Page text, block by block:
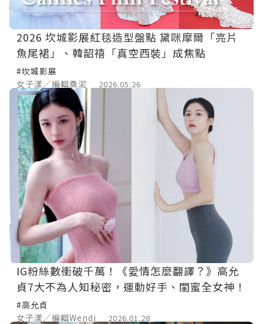
2026 坎城影展紅毯造型盤點 黛咪摩爾「亮片
魚尾裙」、韓韶禧「真空西裝」成焦點
#坎城影展
女子漾／編輯桑泥
2026.05.26
IG粉絲數衝破千萬！《愛情怎麼翻譯？》高允
貞7大不為人知秘密，運動好手、閨蜜全女神！
#高允貞
女子漾／編輯Wendi
2026.01.28